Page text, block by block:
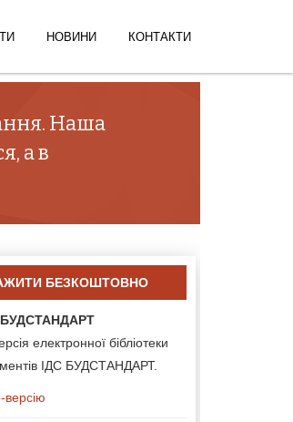
НОВИНИ КОНТАКТИ
Наша
а в
БЕЗКОШТОВНО
БУДСТАНДАРТ
електронної бібліотеки
ІДС БУДСТАНДАРТ.